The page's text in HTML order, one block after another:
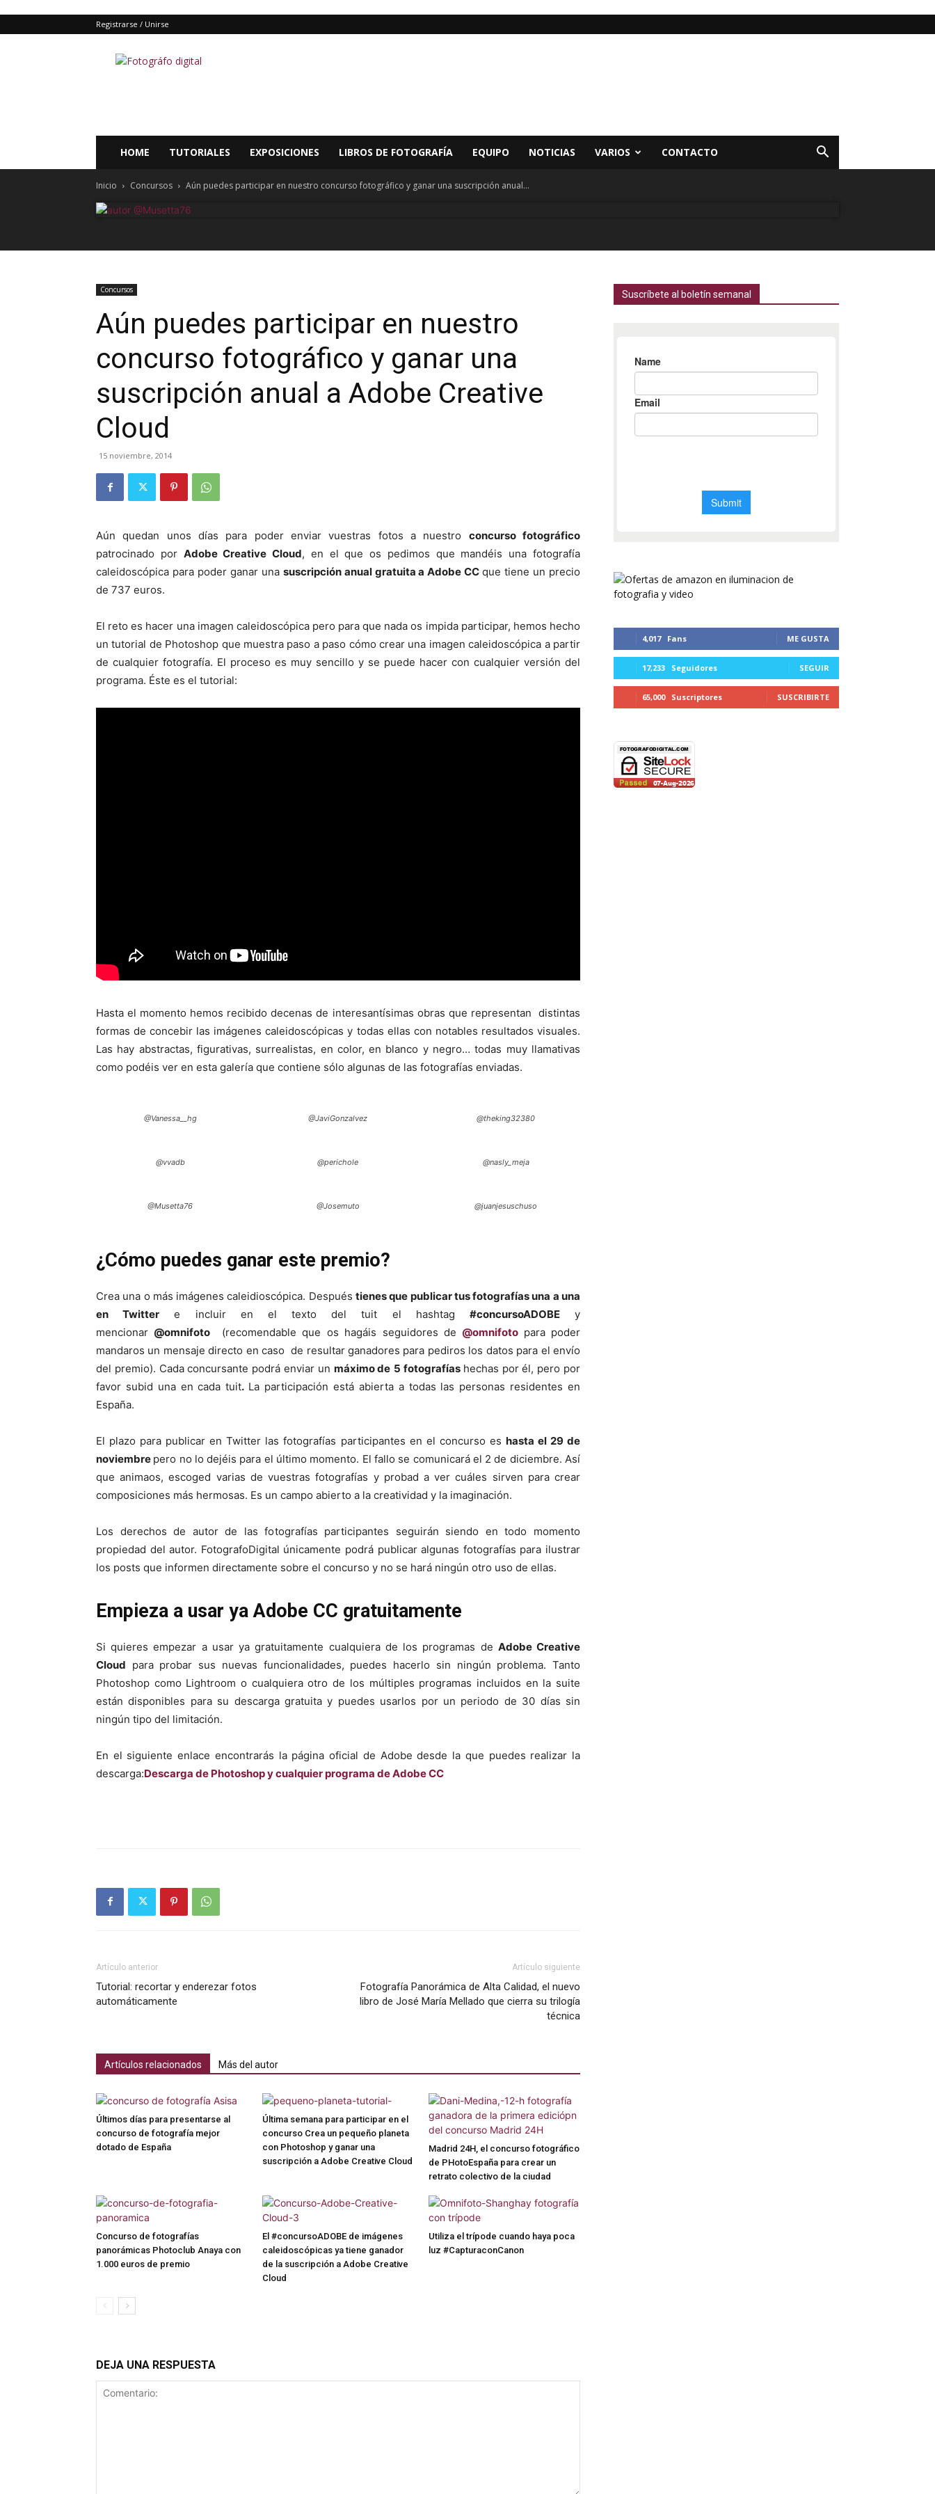
Registrarse / Unirse
Fotografo
HOME TUTORIALES EXPOSICIONES LIBROS DE FOTOGRAFÍA EQUIPO NOTICIAS VARIOS CONTACTO
Inicio Concursos Aún puedes participar en nuestro concurso fotográfico y ganar una suscripción anual...
Concursos
Aún puedes participar en nuestro
concurso fotográfico y ganar una
suscripción anual a Adobe Creative
Cloud
15 noviembre, 2014
Aún quedan unos días para poder enviar vuestras fotos a nuestro concurso fotográfico
patrocinado por Adobe Creative Cloud, en el que os pedimos que mandéis una fotografía
caleidoscópica para poder ganar una suscripción anual gratuita a Adobe CCque tiene un precio
de 737 euros.
El reto es hacer una imagen caleidoscópica pero para que nada os impida participar, hemos hecho
un tutorial de Photoshop que muestra paso a paso cómo crear una imagen caleidoscópica a partir
de cualquier fotografía. El proceso es muy sencillo y se puede hacer con cualquier versión del
programa. Éste es el tutorial:
Hasta el momento hemos recibido decenas de interesantísimas obras que representan distintas
formas de concebir las imágenes caleidoscópicas y todas ellas con notables resultados visuales.
Las hay abstractas, figurativas, surrealistas, en color, en blanco y negro… todas muy llamativas
como podéis ver en esta galería que contiene sólo algunas de las fotografías enviadas.
@Vanessa__hg @JaviGonzalvez @theking32380
@vvadb @perichole @nasly_meja
@Musetta76 @Josemuto @juanjesuschuso
¿Cómo puedes ganar este premio?
Crea una o más imágenes caleidioscópica. Después tienes que publicar tus fotografías una a una
en Twitter e incluir en el texto del tuit el hashtag #concursoADOBEy
mencionar @omnifoto (recomendable que os hagáis seguidores de @omnifoto para poder
mandaros un mensaje directo en caso de resultar ganadores para pediros los datos para el envío
del premio). Cada concursante podrá enviar un máximo de 5 fotografías hechas por él, pero por
favor subid una en cada tuit. La participación está abierta a todas las personas residentes en
España.
El plazo para publicar en Twitter las fotografías participantes en el concurso es hasta el 29 de
noviembre pero no lo dejéis para el último momento. El fallo se comunicará el 2 de diciembre. Así
que animaos, escoged varias de vuestras fotografías y probad a ver cuáles sirven para crear
composiciones más hermosas. Es un campo abierto a la creatividad y la imaginación.
Los derechos de autor de las fotografías participantes seguirán siendo en todo momento
propiedad del autor. FotografoDigital únicamente podrá publicar algunas fotografías para ilustrar
los posts que informen directamente sobre el concurso y no se hará ningún otro uso de ellas.
Empieza a usar ya Adobe CC gratuitamente
Si quieres empezar a usar ya gratuitamente cualquiera de los programas de Adobe Creative
Cloud para probar sus nuevas funcionalidades, puedes hacerlo sin ningún problema. Tanto
Photoshop como Lightroom o cualquiera otro de los múltiples programas incluidos en la suite
están disponibles para su descarga gratuita y puedes usarlos por un periodo de 30 días sin
ningún tipo del limitación.
En el siguiente enlace encontrarás la página oficial de Adobe desde la que puedes realizar la
descarga:Descarga de Photoshop y cualquier programa de Adobe CC
Artículo anterior
Tutorial: recortar y enderezar fotos
automáticamente
Artículo siguiente
Fotografía Panorámica de Alta Calidad, el nuevo
libro de José María Mellado que cierra su trilogía
técnica
Artículos relacionados Más del autor
Últimos días para presentarse al
concurso de fotografía mejor
dotado de España
Última semana para participar en el
concurso Crea un pequeño planeta
con Photoshop y ganar una
suscripción a Adobe Creative Cloud
Madrid 24H, el concurso fotográfico
de PHotoEspaña para crear un
retrato colectivo de la ciudad
Concurso de fotografías
panorámicas Photoclub Anaya con
1.000 euros de premio
El #concursoADOBE de imágenes
caleidoscópicas ya tiene ganador
de la suscripción a Adobe Creative
Cloud
Utiliza el trípode cuando haya poca
luz #CapturaconCanon
DEJA UNA RESPUESTA
Suscríbete al boletín semanal
4,017 Fans ME GUSTA
17,233 Seguidores SEGUIR
65,000 Suscriptores SUSCRIBIRTE